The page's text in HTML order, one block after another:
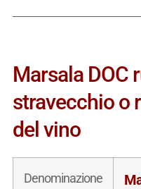
Marsala DOC
stravecchio o
del vino
Denominazione